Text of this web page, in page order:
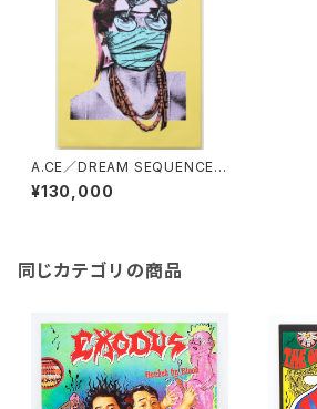
A.CE／DREAM SEQUENCES
original art
¥130,000
同じカテゴリの商品